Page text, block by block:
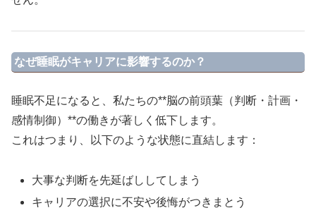
なぜ睡眠がキャリアに影響するのか？
睡眠不足になると、私たちの**脳の前頭葉（判断・計画・
感情制御）**の働きが著しく低下します。
これはつまり、以下のような状態に直結します：
大事な判断を先延ばししてしまう
キャリアの選択に不安や後悔がつきまとう